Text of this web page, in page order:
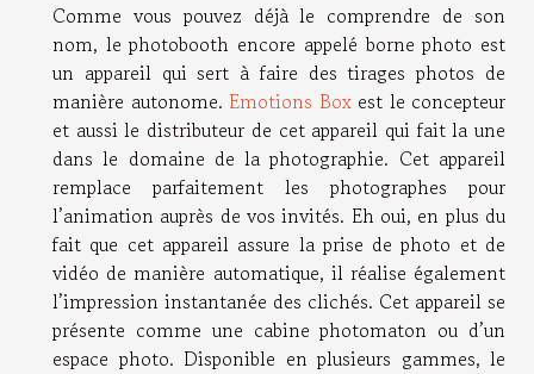
Comme vous pouvez déjà le comprendre de son
nom, le photobooth encore appelé borne photo est
un appareil qui sert à faire des tirages photos de
manière autonome. Emotions Boxest le concepteur
et aussi le distributeur de cet appareil qui fait la une
dans le domaine de la photographie. Cet appareil
remplace parfaitement les photographes pour
l’animation auprès de vos invités. Eh oui, en plus du
fait que cet appareil assure la prise de photo et de
vidéo de manière automatique, il réalise également
l’impression instantanée des clichés. Cet appareil se
présente comme une cabine photomaton ou d’un
espace photo. Disponible en plusieurs gammes, le